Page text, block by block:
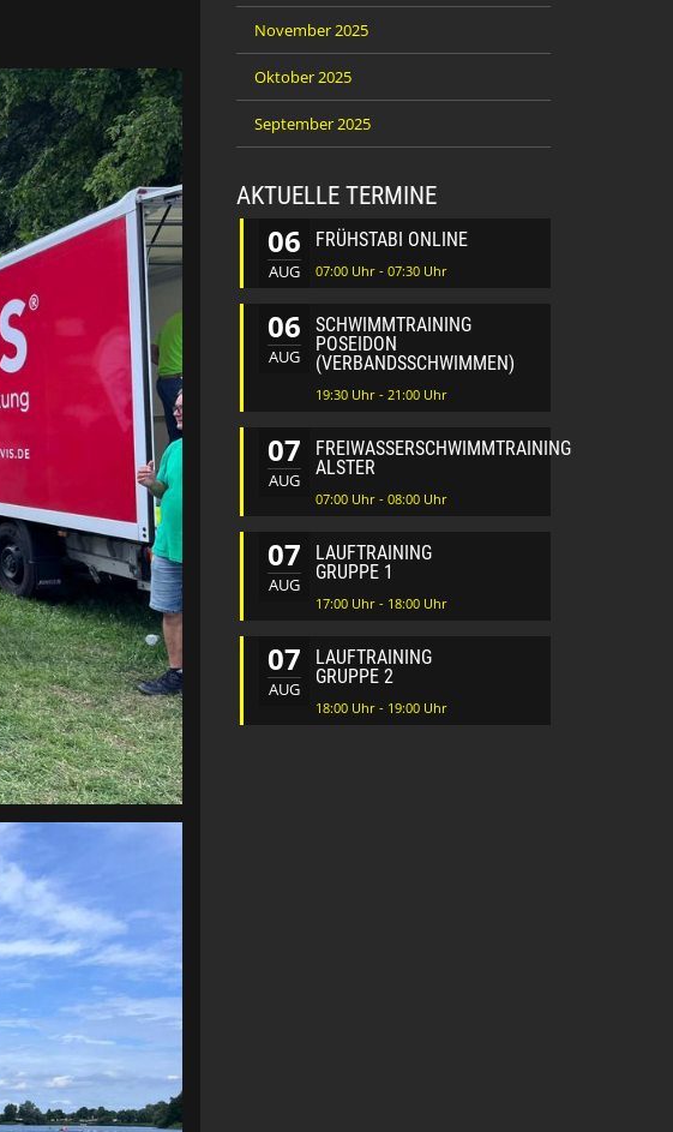
November 2025
Oktober 2025
September 2025
AKTUELLE TERMINE
06
AUG
FRÜHSTABI ONLINE
07:00 Uhr - 07:30 Uhr
06
AUG
SCHWIMMTRAINING
POSEIDON
(VERBANDSSCHWIMMEN)
19:30 Uhr - 21:00 Uhr
07
AUG
FREIWASSERSCHWIMMTRAINING
ALSTER
07:00 Uhr - 08:00 Uhr
07
AUG
LAUFTRAINING
GRUPPE 1
17:00 Uhr - 18:00 Uhr
07
AUG
LAUFTRAINING
GRUPPE 2
18:00 Uhr - 19:00 Uhr